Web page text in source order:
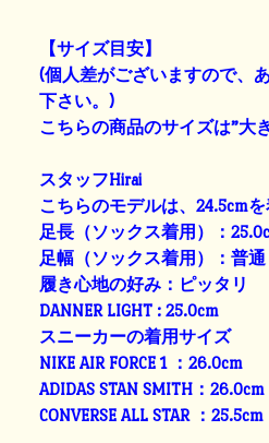
【サイズ目安】
(個人差がございますので、
下さい。)
こちらの商品のサイズは”大
スタッフHirai
こちらのモデルは、24.5cmを
足長（ソックス着用）：
足幅（ソックス着用）：普通
履き心地の好み：ピッタリ
DANNER LIGHT : 25.0cm
スニーカーの着用サイズ
NIKE AIR FORCE 1 ：26.0cm
ADIDAS STAN SMITH：26.0cm
CONVERSE ALL STAR ：25.5cm